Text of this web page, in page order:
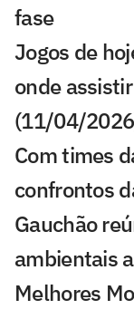
fase
Jogos de
onde
(11/04/
Com times
confrontos
Gauchão
ambientais
Melhores